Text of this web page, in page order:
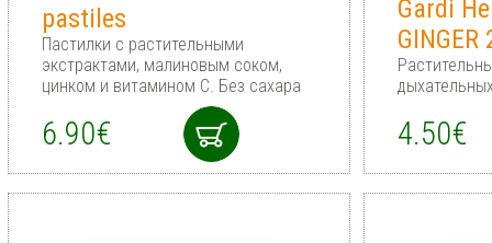
pastiles
Пастилки с растительными
экстрактами, малиновым соком,
цинком и витамином С. Без сахара
6.90€
Gardi
4.50€